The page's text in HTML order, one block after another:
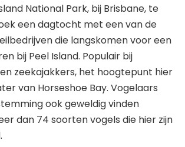
National Park, bij Brisbane, te
een dagtocht met een van de
die langskomen voor een
bij Peel Island. Populair bij
zeekajakkers, het hoogtepunt hier
van Horseshoe Bay. Vogelaars
ook geweldig vinden
dan 74 soorten vogels die hier zijn